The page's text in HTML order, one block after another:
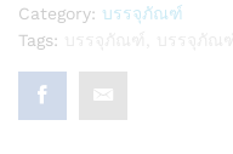
Category: บรรจุภัณฑ์
Tags: